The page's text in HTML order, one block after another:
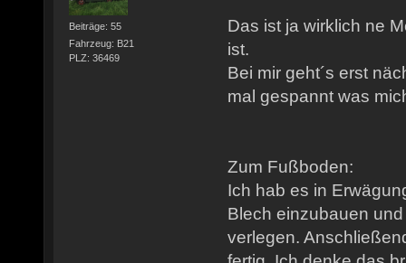
Beiträge: 55
Fahrzeug: B21
PLZ: 36469
Das ist ja wirklich ne
ist.
Bei mir geht´s erst
mal gespannt was
Zum Fußboden:
Ich hab es in
Blech einzubauen
verlegen.